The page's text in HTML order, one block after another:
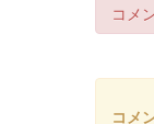
販売終了
コメ
コメ